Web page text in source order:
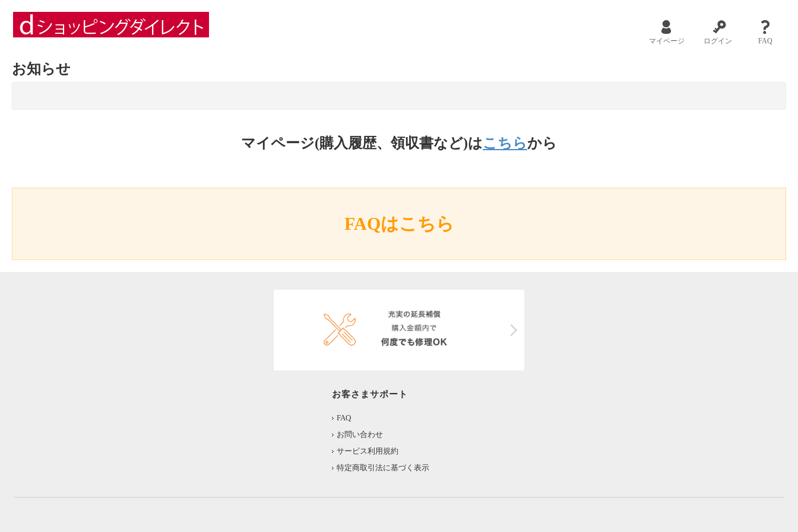
マイページ ログイン FAQ
お知らせ
マイページ(購入履歴、領収書など)はこちらから
FAQはこちら
お客さまサポート
FAQ
お問い合わせ
サービス利用規約
特定商取引法に基づく表示